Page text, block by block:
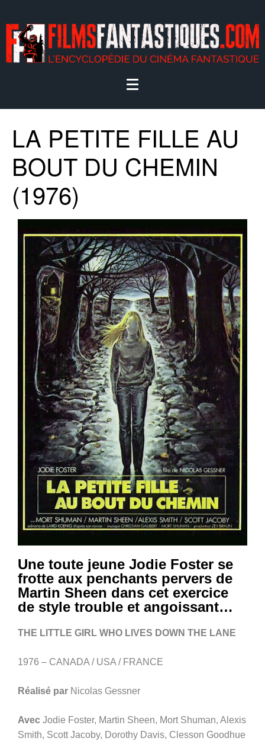
LA PETITE FILLE AU
BOUT DU CHEMIN
(1976)
Une toute jeune Jodie Foster se
frotte aux penchants pervers de
Martin Sheen dans cet exercice
de style trouble et angoissant…
THE LITTLE GIRL WHO LIVES DOWN THE LANE
1976 – CANADA / USA / FRANCE
Réalisé par Nicolas Gessner
Avec Jodie Foster, Martin Sheen, Mort Shuman, Alexis
Smith, Scott Jacoby, Dorothy Davis, Clesson Goodhue